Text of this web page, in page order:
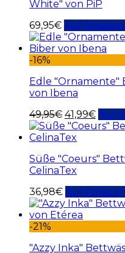
White" von PiP
69,95€ Auf
-16%
Edle "Ornamente"
von Ibena
49,95€ 41,99€ Auf
Süße "Coeurs"
CelinaTex
36,98€ Auf
-21%
"Azzy Inka"